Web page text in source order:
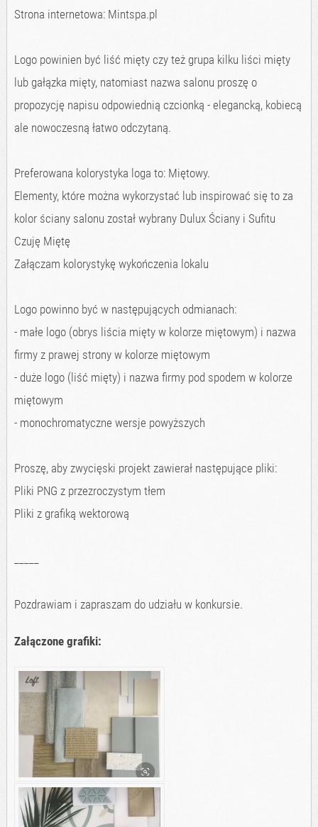
Strona internetowa: Mintspa.pl
Logo powinien być liść mięty czy też grupa kilku liści mięty
lub gałązka mięty, natomiast nazwa salonu proszę o
propozycję napisu odpowiednią czcionką - elegancką, kobiecą
ale nowoczesną łatwo odczytaną.
Preferowana kolorystyka loga to: Miętowy.
Elementy, które można wykorzystać lub inspirować się to za
kolor ściany salonu został wybrany Dulux Ściany i Sufitu
Czuję Miętę
Załączam kolorystykę wykończenia lokalu
Logo powinno być w następujących odmianach:
- małe logo (obrys liścia mięty w kolorze miętowym) i nazwa
firmy z prawej strony w kolorze miętowym
- duże logo (liść mięty) i nazwa firmy pod spodem w kolorze
miętowym
- monochromatyczne wersje powyższych
Proszę, aby zwycięski projekt zawierał następujące pliki:
Pliki PNG z przezroczystym tłem
Pliki z grafiką wektorową
Pozdrawiam i zapraszam do udziału w konkursie.
Załączone grafiki: